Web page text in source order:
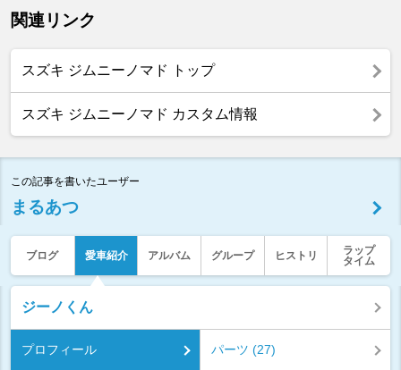
関連リンク
スズキ ジムニーノマド トップ
スズキ ジムニーノマド カスタム情報
この記事を書いたユーザー
まるあつ
ブログ 愛車紹介 アルバム グループ ヒストリ
ラップ
タイム
ジーノくん
プロフィール パーツ (27)